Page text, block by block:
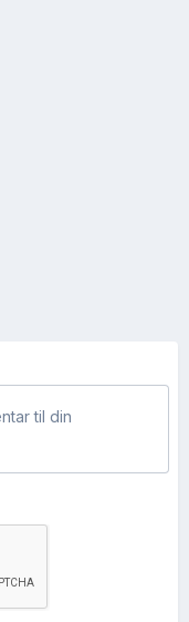
til din